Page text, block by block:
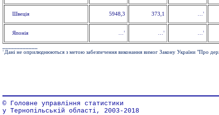
Швеція 5948,3 373,1 …1
Японія …1 …1 …1
1 Дані не оприлюднюються з метою забезпечення виконання вимог Закону України "Про
© Головне управління статистики
у Тернопільській області, 2003-2018